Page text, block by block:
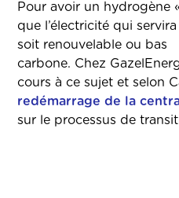
Pour avoir un hydrogène
que l’électricité qui
soit renouvelable ou bas
carbone. Chez
cours à ce sujet et selon
redémarrage de la
sur le processus de